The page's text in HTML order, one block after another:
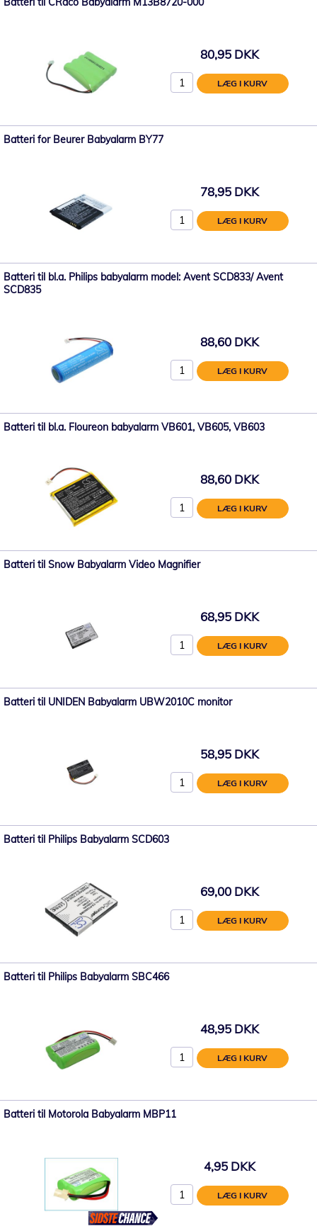
80,95 DKK
LÆG I KURV
Batteri for Beurer Babyalarm BY77
78,95 DKK
LÆG I KURV
Batteri til bl.a. Philips babyalarm model: Avent SCD833/ Avent
SCD835
88,60 DKK
LÆG I KURV
Batteri til bl.a. Floureon babyalarm VB601, VB605, VB603
88,60 DKK
LÆG I KURV
Batteri til Snow Babyalarm Video Magnifier
68,95 DKK
LÆG I KURV
Batteri til UNIDEN Babyalarm UBW2010C monitor
58,95 DKK
LÆG I KURV
Batteri til Philips Babyalarm SCD603
69,00 DKK
LÆG I KURV
Batteri til Philips Babyalarm SBC466
48,95 DKK
LÆG I KURV
Batteri til Motorola Babyalarm MBP11
4,95 DKK
LÆG I KURV